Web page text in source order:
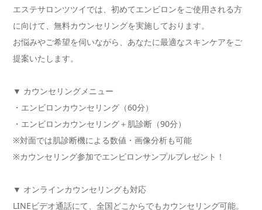
エステサロンツツイでは、初めてエンビロンをご使用される方
に向けて、無料カウンセリングを実施しております。
お悩みやご希望を伺いながら、あなたに最適なスキンケアをご
提案いたします。
▼ カウンセリングメニュー
・エンビロンカウンセリング（60分）
・エンビロンカウンセリング＋肌診断（90分）
※対面では肌診断機による数値・画像分析も可能
※カウンセリング参加でエンビロンサンプルプレゼント！
▼ オンラインカウンセリングも対応
LINEビデオ通話にて、全国どこからでもカウンセリング可能。